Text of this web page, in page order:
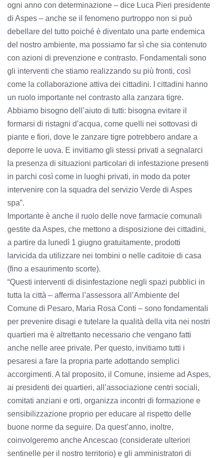
ogni anno con determinazione – dice Luca Pieri presidente
di Aspes – anche se il fenomeno purtroppo non si può
debellare del tutto poiché è diventato una parte endemica
del nostro ambiente, ma possiamo far sì che sia contenuto
con azioni di prevenzione e contrasto. Fondamentali sono
gli interventi che stiamo realizzando su più fronti, così
come la collaborazione attiva dei cittadini. I cittadini hanno
un ruolo importante nel contrasto alla zanzara tigre.
Abbiamo bisogno dell’aiuto di tutti: bisogna evitare il
formarsi di ristagni d’acqua, come quelli nei sottovasi di
piante e fiori, dove le zanzare tigre potrebbero andare a
deporre le uova. E invitiamo gli stessi privati a segnalarci
la presenza di situazioni particolari di infestazione presenti
in parchi così come in luoghi privati, in modo da poter
intervenire con la squadra del servizio Verde di Aspes
spa”.
Importante è anche il ruolo delle nove farmacie comunali
gestite da Aspes, che mettono a disposizione dei cittadini,
a partire da lunedì 1 giugno gratuitamente, prodotti
larvicida da utilizzare nei tombini o nelle caditoie di casa
(fino a esaurimento scorte).
“Questi interventi di disinfestazione negli spazi pubblici in
tutta la città – afferma l’assessora all’Ambiente del
Comune di Pesaro, Maria Rosa Conti – sono fondamentali
per prevenire disagi e tutelare la qualità della vita nei nostri
quartieri ma è altrettanto necessario che vengano fatti
anche nelle aree private. Per questo, invitiamo tutti i
pesaresi a fare la propria parte adottando semplici
accorgimenti. A tal proposito, il Comune, insieme ad Aspes,
ai presidenti dei quartieri, all’associazione centri sociali,
comitati anziani e orti, organizza incontri di formazione e
sensibilizzazione proprio per educare al rispetto delle
buone norme da seguire. Da quest’anno, inoltre,
coinvolgeremo anche Ancescao (considerate ulteriori
sentinelle per il nostro territorio) e gli amministratori di